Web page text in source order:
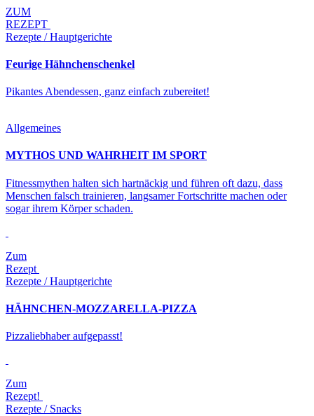
ZUM
REZEPT
Rezepte / Hauptgerichte
Feurige Hähnchenschenkel
Pikantes Abendessen, ganz einfach zubereitet!
Allgemeines
MYTHOS UND WAHRHEIT IM SPORT
Fitnessmythen halten sich hartnäckig und führen oft dazu, dass
Menschen falsch trainieren, langsamer Fortschritte machen oder
sogar ihrem Körper schaden.
Zum
Rezept
Rezepte / Hauptgerichte
HÄHNCHEN-MOZZARELLA-PIZZA
Pizzaliebhaber aufgepasst!
Zum
Rezept!
Rezepte / Snacks